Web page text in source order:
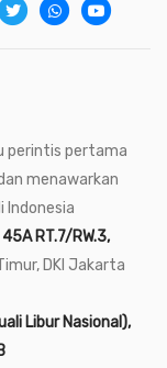
perintis pertama
menawarkan
Indonesia
RT.7/RW.3,
DKI Jakarta
Libur Nasional),